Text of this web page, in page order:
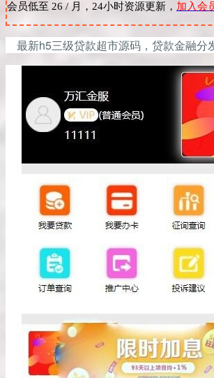
会员低至 26 / 月，24小时资源更新， 加入会
最新h5三级贷款超市源码，贷款金融分